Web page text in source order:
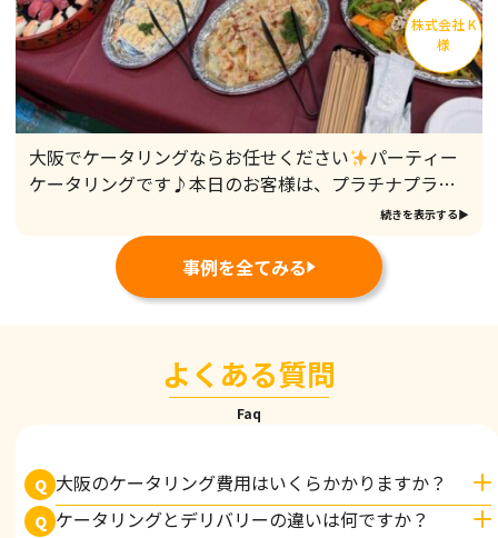
株式会社 K
様
大阪でケータリングならお任せください
パーティー
ケータリングです♪本日のお客様は、プラチナプラン
続きを表示する▶
事例を全てみる
よくある質問
Faq
Q 大阪のケータリング費用はいくらかかりますか？
Q ケータリングとデリバリーの違いは何ですか？